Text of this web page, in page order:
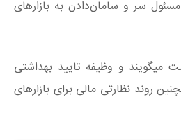
سر و سامان‌دادن به بازارهای
میگویند و وظیفه تایید بهداشتی
روند نظارتی مالی برای بازارهای